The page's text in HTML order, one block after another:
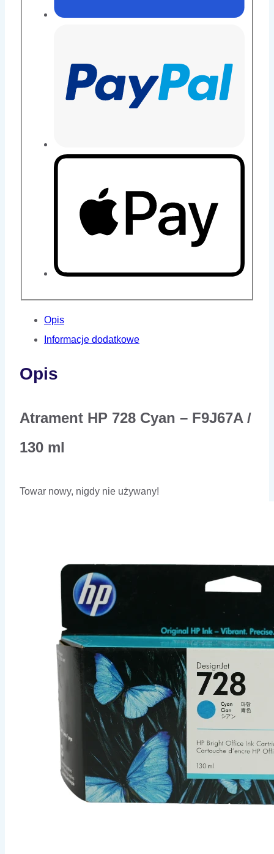
Opis
Informacje dodatkowe
Opis
Atrament HP 728 Cyan – F9J67A /
130 ml
Towar nowy, nigdy nie używany!